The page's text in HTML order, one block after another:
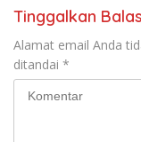
Tinggalkan
Alamat email Anda
ditandai *